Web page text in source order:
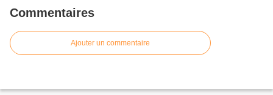
Commentaires
Ajouter un commentaire